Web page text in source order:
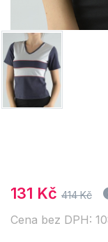
131 Kč 414 Kč
Cena bez DPH: